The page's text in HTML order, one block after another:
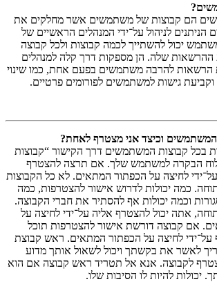
הם קבוצות של משתמשים אשר מחלקים את
הניתנים לניהול על־ידי המנהלים הראשיים של
יכול להשתייך לכמה קבוצות ולכל קבוצה
ההרשאות שלה. הן מספקות דרך קלה למנהלים
הרשאות להרבה משתמשים בפעם אחת, כמו שינוי
גישות למשתמשים לפורומים פרטיים.
המשתמשים וכיצד אני מצטרף לאחת?
בכל קבוצות המשתמשים דרך הקישור “קבוצות
הבקרה למשתמש שלך. אם תרצה להצטרף
לחיצה על הכפתור המתאים. לא כל הקבוצות
כמה יכולות לדרוש אישור להצטרפות, כמה
וכמה יכולות אף להסתיר את חברי הקבוצה.
אתה יכול להצטרף אליה על־ידי לחיצה על
אם קבוצה דורשת אישור להצטרפות תוכל
לחיצה על הכפתור המתאים. ראש קבוצת
לאשר את בקשתך ויכול לשאול אותך מדוע
לקבוצה. אנא אל תטריד ראש קבוצה אם הוא
יכולות להיות לו הסיבות שלו.